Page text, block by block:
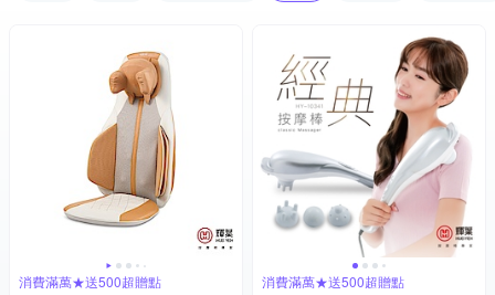
消費滿萬★送500超贈點 消費滿萬★送500超贈點